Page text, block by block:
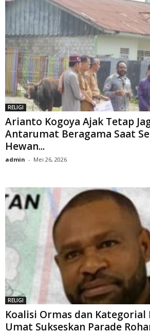
RELIGI
Arianto Kogoya Ajak Tetap
Antarumat Beragama Saat
Hewan...
admin - Mei 26, 2026
RELIGI
Koalisi Ormas dan
Umat Sukseskan Parade